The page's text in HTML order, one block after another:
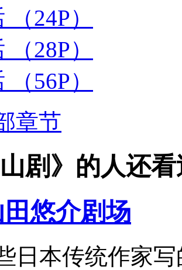
（24P）
（28P）
（56P）
章节
剧》的人还看
田悠介剧场
日本传统作家